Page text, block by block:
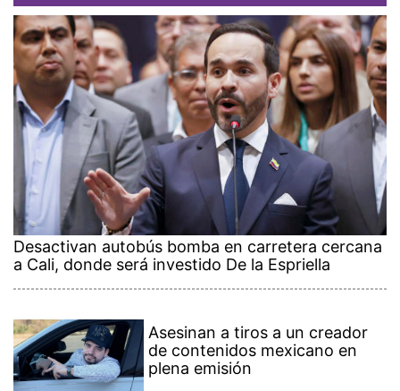
Desactivan autobús bomba en carretera cercana
a Cali, donde será investido De la Espriella
Asesinan a tiros a un creador
de contenidos mexicano en
plena emisión